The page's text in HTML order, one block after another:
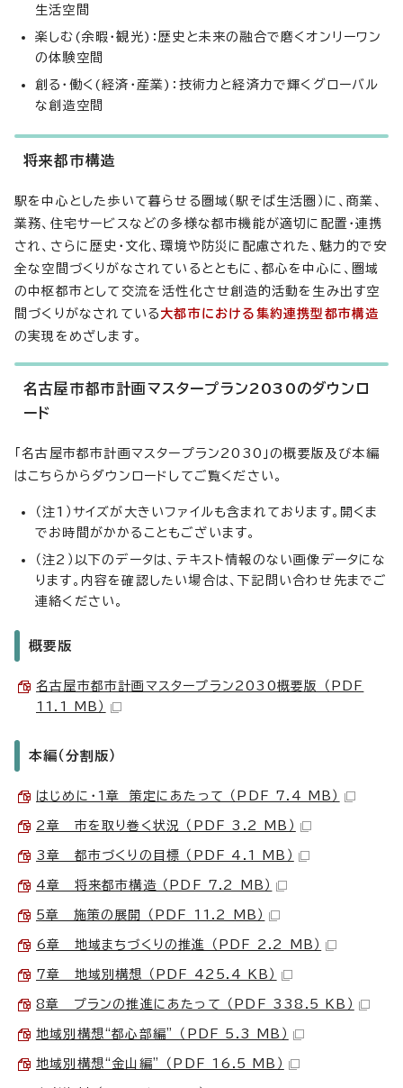
生活空間
楽しむ(余暇・観光)：歴史と未来の融合で磨くオンリーワン
の体験空間
創る・働く(経済・産業)：技術力と経済力で輝くグローバル
な創造空間
将来都市構造
駅を中心とした歩いて暮らせる圏域（駅そば生活圏）に、商業、
業務、住宅サービスなどの多様な都市機能が適切に配置・連携
され、さらに歴史・文化、環境や防災に配慮された、魅力的で安
全な空間づくりがなされているとともに、都心を中心に、圏域
の中枢都市として交流を活性化させ創造的活動を生み出す空
間づくりがなされている 大都市における集約連携型都市構造
の実現をめざします。
名古屋市都市計画マスタープラン2030のダウンロ
ード
「名古屋市都市計画マスタープラン2030」の概要版及び本編
はこちらからダウンロードしてご覧ください。
（注1）サイズが大きいファイルも含まれております。開くま
でお時間がかかることもございます。
（注2）以下のデータは、テキスト情報のない画像データにな
ります。内容を確認したい場合は、下記問い合わせ先までご
連絡ください。
概要版
名古屋市都市計画マスタープラン2030概要版 （PDF
11.1 MB）
本編（分割版）
はじめに・1章 策定にあたって （PDF 7.4 MB）
2章 市を取り巻く状況 （PDF 3.2 MB）
3章 都市づくりの目標 （PDF 4.1 MB）
4章 将来都市構造 （PDF 7.2 MB）
5章 施策の展開 （PDF 11.2 MB）
6章 地域まちづくりの推進 （PDF 2.2 MB）
7章 地域別構想 （PDF 425.4 KB）
8章 プランの推進にあたって （PDF 338.5 KB）
地域別構想“都心部編” （PDF 5.3 MB）
地域別構想“金山編” （PDF 16.5 MB）